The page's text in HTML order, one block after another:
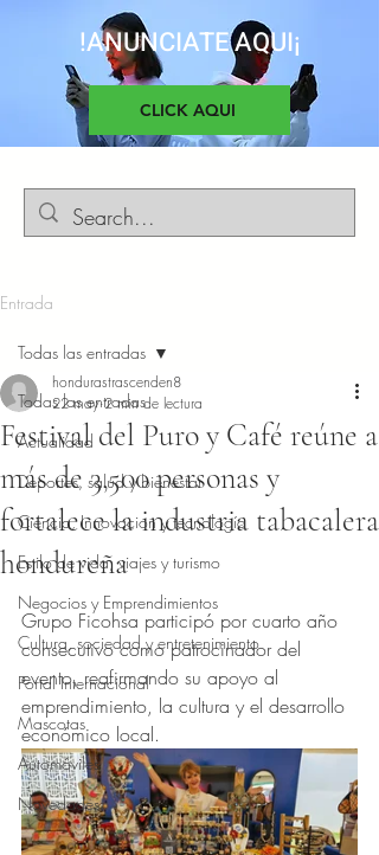
!ANUNCIATE AQUI¡
CLICK AQUI
Entrada
Todas las entradas
Actualidad
Deportes, salud y bienestar
Ciencia, Innovacion y tecnología
Estilo de vida, viajes y turismo
Negocios y Emprendimientos
Cultura, sociedad y entretenimiento
Portal Internacional
Mascotas
Automóviles
Novedades
Todas las entradas
Festival del Puro y Café reúne a
más de 3,500 personas y
fortalece la industria tabacalera
hondureña
hondurastrascenden8
22 may 2 min de lectura
Obtuvo NaN de 5 estrellas.
Grupo Ficohsa participó por cuarto año
consecutivo como patrocinador del
evento, reafirmando su apoyo al
emprendimiento, la cultura y el desarrollo
económico local.